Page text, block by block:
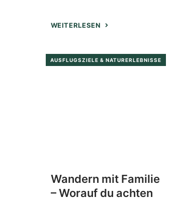
WEITERLESEN
AUSFLUGSZIELE & NATURERLEBNISSE
Wandern mit Familie
– Worauf du achten